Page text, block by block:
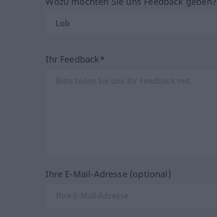
Ihr Feedback*
Ihre E-Mail-Adresse (optional)